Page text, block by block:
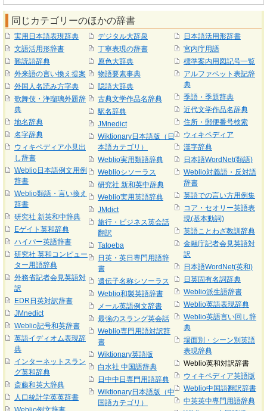
同じカテゴリーのほかの辞書
実用日本語表現辞典
文語活用形辞書
難読語辞典
外来語の言い換え提案
外国人名読み方字典
歌舞伎・浄瑠璃外題辞
典
地名辞典
名字辞典
ウィキペディア小見出
し辞書
Weblio日本語例文用例
辞書
Weblio類語・言い換え
辞書
研究社 新英和中辞典
Eゲイト英和辞典
ハイパー英語辞書
研究社 英和コンピュー
ター用語辞典
外務省記者会見英語対
訳
EDR日英対訳辞書
JMnedict
Weblio記号和英辞書
英語イディオム表現辞
典
インターネットスラン
グ英和辞典
斎藤和英大辞典
人口統計学英英辞書
デジタル大辞泉
丁寧表現の辞書
原色大辞典
物語要素事典
隠語大辞典
古典文学作品名辞典
駅名辞典
JMnedict
Wiktionary日本語版（日
本語カテゴリ）
Weblio実用類語辞典
Weblioシソーラス
研究社 新和英中辞典
Weblio実用英語辞典
JMdict
旅行・ビジネス英会話
翻訳
Tatoeba
日英・英日専門用語辞
書
遺伝子名称シソーラス
Weblio和製英語辞書
メール英語例文辞書
最強のスラング英会話
Weblio専門用語対訳辞
書
Wiktionary英語版
白水社 中国語辞典
日中中日専門用語辞典
Wiktionary日本語版（中
国語カテゴリ）
日本語活用形辞書
宮内庁用語
標準案内用図記号一覧
アルファベット表記辞
典
季語・季題辞典
近代文学作品名辞典
住所・郵便番号検索
ウィキペディア
漢字辞典
日本語WordNet(類語)
Weblio対義語・反対語
辞書
英語での言い方用例集
コア・セオリー英語表
現(基本動詞)
英語ことわざ教訓辞典
金融庁記者会見英語対
訳
日本語WordNet(英和)
日英固有名詞辞典
Weblio派生語辞書
Weblio英語表現辞典
Weblio英語言い回し辞
典
場面別・シーン別英語
表現辞典
Weblio英和対訳辞書
ウィキペディア英語版
Weblio中国語翻訳辞書
中英英中専門用語辞典